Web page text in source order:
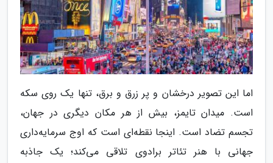
اما این تصویر درخشان و پر زرق و برق، تنها یک روی سکه
است. میدان تایمز، بیش از هر مکان دیگری در جهان،
تجسم تضاد است. اینجا نقطه‌ای است که اوج سرمایه‌داری
جهانی با هنر تئاتر برادوی تلاقی می‌کند؛ یک جاذبه